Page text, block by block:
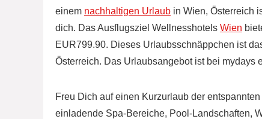
einem nachhaltigen Urlaub in Wien, Österreich
dich. Das Ausflugsziel Wellnesshotels Wien
EUR799.90. Dieses Urlaubsschnäppchen ist
Österreich. Das Urlaubsangebot ist bei mydays
Freu Dich auf einen Kurzurlaub der
einladende Spa-Bereiche, Pool-Landschaften,